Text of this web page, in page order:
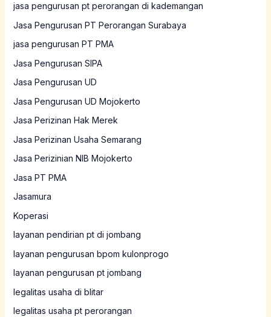
jasa pengurusan pt perorangan di kademangan
Jasa Pengurusan PT Perorangan Surabaya
jasa pengurusan PT PMA
Jasa Pengurusan SIPA
Jasa Pengurusan UD
Jasa Pengurusan UD Mojokerto
Jasa Perizinan Hak Merek
Jasa Perizinan Usaha Semarang
Jasa Perizinian NIB Mojokerto
Jasa PT PMA
Jasamura
Koperasi
layanan pendirian pt di jombang
layanan pengurusan bpom kulonprogo
layanan pengurusan pt jombang
legalitas usaha di blitar
legalitas usaha pt perorangan